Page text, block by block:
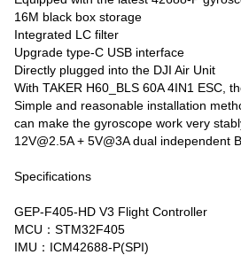
16M black box storage
Integrated LC filter
Upgrade type-C USB interface
Directly plugged into the DJI Air Unit
With TAKER H60_BLS 60A 4IN1 ESC,
Simple and reasonable installation
can make the gyroscope work very
12V@2.5A + 5V@3A dual independent
Specifications
GEP-F405-HD V3 Flight Controller
MCU：STM32F405
IMU：ICM42688-P(SPI)